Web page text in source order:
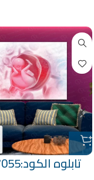
تابلوه الكود:1007055